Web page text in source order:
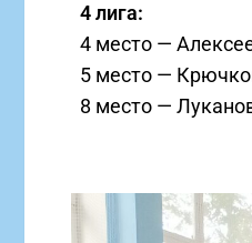
4 лига:
4 место —
5 место —
8 место —